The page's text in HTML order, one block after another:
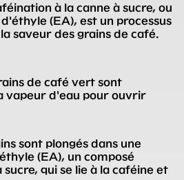
à la canne à sucre, ou
(EA), est un processus
saveur des grains de café.
de café vert sont
vapeur d'eau pour ouvrir
sont plongés dans une
(EA), un composé
qui se lie à la caféine et